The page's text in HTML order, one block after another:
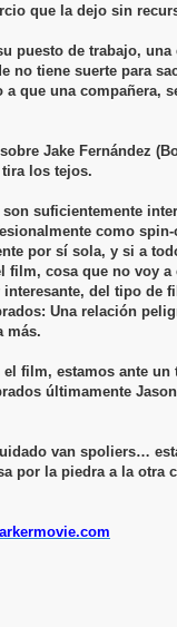
que la dejo sin
puesto de trabajo, una
no tiene suerte para
que una compañera,
Jake Fernández
los tejos.
son suficientemente
como
por sí sola, y si a
film, cosa que no voy a
del tipo de
Una relación
más.
el film, estamos ante
últimamente
van spoliers…
por la piedra a la otra